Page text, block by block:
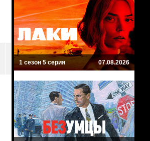
1 сезон 5 серия 07.08.2026